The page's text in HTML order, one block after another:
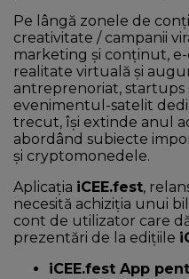
Pe lângă zonele de
creativitate / campanii
marketing şi conţinut,
realitate virtuală şi
antreprenoriat, startups
evenimentul-satelit
trecut, îşi extinde anul
abordând subiecte
şi cryptomonedele.
Aplicația iCEE.fest,
necesită achiziția unui
cont de utilizator care
prezentări de la edițiile
iCEE.fest App